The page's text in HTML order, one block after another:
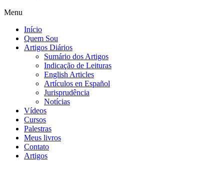
Menu
Início
Quem Sou
Artigos Diários
Sumário dos Artigos
Indicação de Leituras
English Articles
Artículos en Español
Jurisprudência
Notícias
Vídeos
Cursos
Palestras
Meus livros
Contato
Artigos